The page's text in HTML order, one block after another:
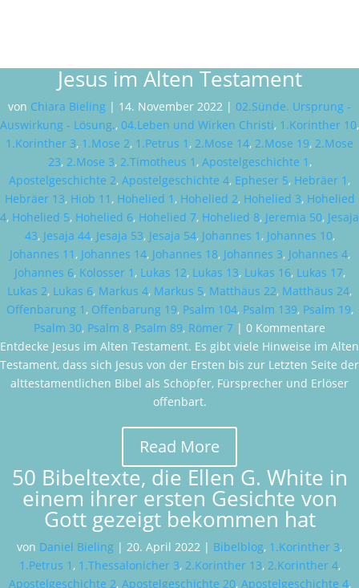
Jesus im Alten Testament
von Chiara Bieling | 14. November 2022 | 02.Sünde. Ursprung -
Auswirkung - Lösung., 04.Leben und Wirken Christi, 1.Korinther 10,
1.Korinther 3, 1.Mose 2, 1.Petrus 1 , 2.Mose 14, 2.Mose 19, 2.Mose
23, 2.Mose 3, 2.Timotheus 1 , Apostelgeschichte 1 ,
Apostelgeschichte 2, Apostelgeschichte 4, Epheser 5, Hebräer 1 ,
Hebräer 13, Hiob 11 , Hohelied 1 , Hohelied 2, Hohelied 3, Hohelied
4, Hohelied 5, Hohelied 6, Hohelied 7, Hohelied 8, Jeremia 50, Jesaja
43, Jesaja 44, Jesaja 53, Jesaja 54, Johannes 1 , Johannes 10,
Johannes 11 , Johannes 14, Johannes 18, Johannes 3, Johannes 4,
Johannes 6, Kolosser 1 , Lukas 12, Lukas 13, Lukas 16, Lukas 17,
Lukas 2, Lukas 6, Markus 4, Markus 5, Matthäus 22, Matthäus 24,
Offenbarung 1 , Offenbarung 19, Psalm 104, Psalm 139, Psalm 19,
Psalm 30, Psalm 8, Psalm 89, Römer 7 | 0 Kommentare
Entdecke Jesus im Alten Testament. Es gibt viele Hinweise im Alten
Testament, dass sich Jesus von der Ersten bis zur Letzten Seite der
alttestamentlichen Bibel als Schöpfer, Fürsprecher und Erlöser
offenbart.
Read More
50 Bibeltexte, die Ellen G. White in
einem ihrer ersten Gesichte von
Gott gezeigt bekommen hat
von Daniel Bieling | 20. April 2022 | Bibelblog, 1.Korinther 3,
1.Petrus 1 , 1.Thessalonicher 3, 2.Korinther 13, 2.Korinther 4,
Apostelgeschichte 2, Apostelgeschichte 20, Apostelgeschichte 4,